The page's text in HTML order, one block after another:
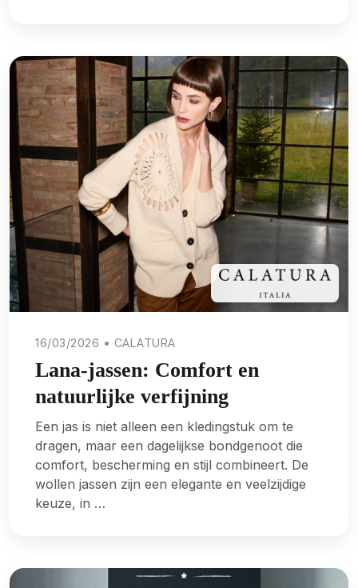
16/03/2026 • CALATURA
Lana-jassen: Comfort en
natuurlijke verfijning
Een jas is niet alleen een kledingstuk om te
dragen, maar een dagelijkse bondgenoot die
comfort, bescherming en stijl combineert. De
wollen jassen zijn een elegante en veelzijdige
keuze, in …